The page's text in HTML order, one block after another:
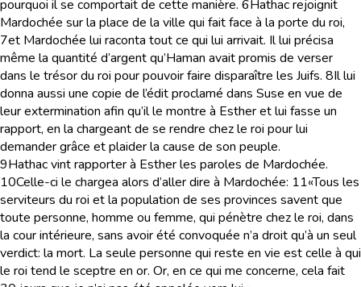
pourquoi il se comportait de cette manière. 6Hathac rejoignit
Mardochée sur la place de la ville qui fait face à la porte du roi,
7et Mardochée lui raconta tout ce qui lui arrivait. Il lui précisa
même la quantité d’argent qu’Haman avait promis de verser
dans le trésor du roi pour pouvoir faire disparaître les Juifs. 8Il lui
donna aussi une copie de l’édit proclamé dans Suse en vue de
leur extermination afin qu’il le montre à Esther et lui fasse un
rapport, en la chargeant de se rendre chez le roi pour lui
demander grâce et plaider la cause de son peuple.
9Hathac vint rapporter à Esther les paroles de Mardochée.
10Celle-ci le chargea alors d’aller dire à Mardochée: 11«Tous les
serviteurs du roi et la population de ses provinces savent que
toute personne, homme ou femme, qui pénètre chez le roi, dans
la cour intérieure, sans avoir été convoquée n’a droit qu’à un seul
verdict: la mort. La seule personne qui reste en vie est celle à qui
le roi tend le sceptre en or. Or, en ce qui me concerne, cela fait